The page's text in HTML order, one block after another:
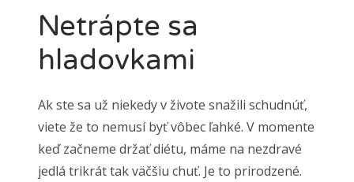
Netrápte sa
hladovkami
Ak ste sa už niekedy v živote snažili schudnúť,
viete že to nemusí byť vôbec ľahké. V momente
keď začneme držať diétu, máme na nezdravé
jedlá trikrát tak väčšiu chuť. Je to prirodzené.